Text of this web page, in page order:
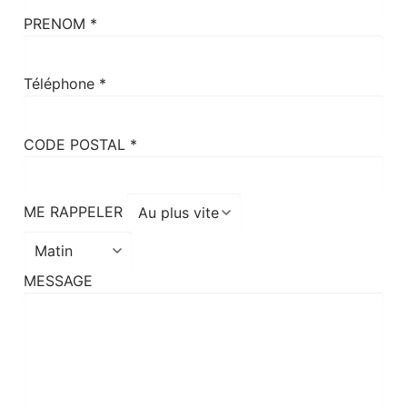
PRENOM *
Téléphone *
CODE POSTAL *
ME RAPPELER
MESSAGE